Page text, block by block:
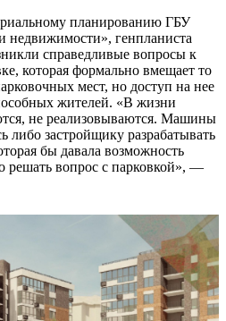
планированию ГБУ
недвижимости», генпланиста
справедливые вопросы к
которая формально вмещает то
мест, но доступ на нее
жителей. «В жизни
не реализовываются. Машины
либо застройщику разрабатывать
бы давала возможность
решать вопрос с парковкой», —